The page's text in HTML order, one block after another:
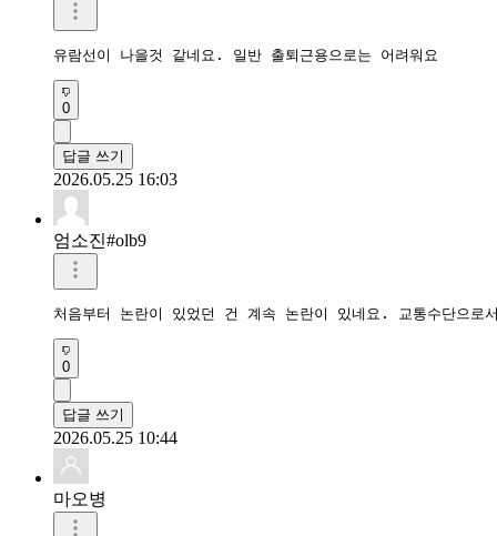
유람선이 나을것 같네요. 일반 출퇴근용으로는 어려워요
0
답글 쓰기
2026.05.25 16:03
엄소진#olb9
처음부터 논란이 있었던 건 계속 논란이 있네요. 교통수단으로
0
답글 쓰기
2026.05.25 10:44
마오병